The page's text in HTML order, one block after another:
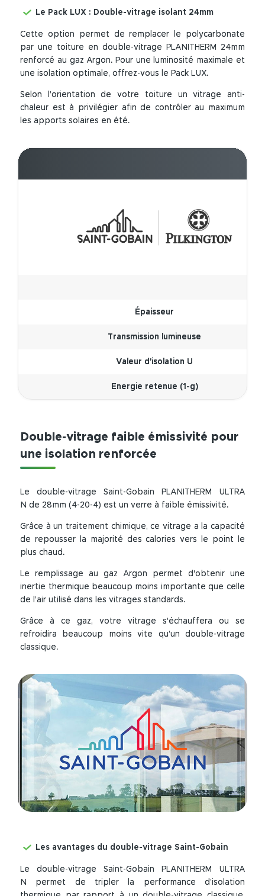
Le Pack LUX : Double-vitrage isolant 24mm
Cette option permet de remplacer le polycarbonate
par une toiture en double-vitrage PLANITHERM 24mm
renforcé au gaz Argon. Pour une luminosité maximale et
une isolation optimale, offrez-vous le Pack LUX.
Selon l’orientation de votre toiture un vitrage anti-
chaleur est à privilégier afin de contrôler au maximum
les apports solaires en été.
Épaisseur
Transmission lumineuse
Valeur d'isolation U
Energie retenue (1-g)
Double-vitrage faible émissivité pour
une isolation renforcée
Le double-vitrage Saint-Gobain PLANITHERM ULTRA
N de 28mm (4-20-4) est un verre à faible émissivité.
Grâce à un traitement chimique, ce vitrage a la capacité
de repousser la majorité des calories vers le point le
plus chaud.
Le remplissage au gaz Argon permet d'obtenir une
inertie thermique beaucoup moins importante que celle
de l’air utilisé dans les vitrages standards.
Grâce à ce gaz, votre vitrage s'échauffera ou se
refroidira beaucoup moins vite qu’un double-vitrage
classique.
Les avantages du double-vitrage Saint-Gobain
Le double-vitrage Saint-Gobain PLANITHERM ULTRA
N permet de tripler la performance d’isolation